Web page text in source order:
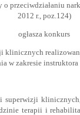
o przeciwdziałaniu
2012 r., poz.124)
ogłasza konkurs
klinicznych
w zakresie
klinicznych,
terapii i